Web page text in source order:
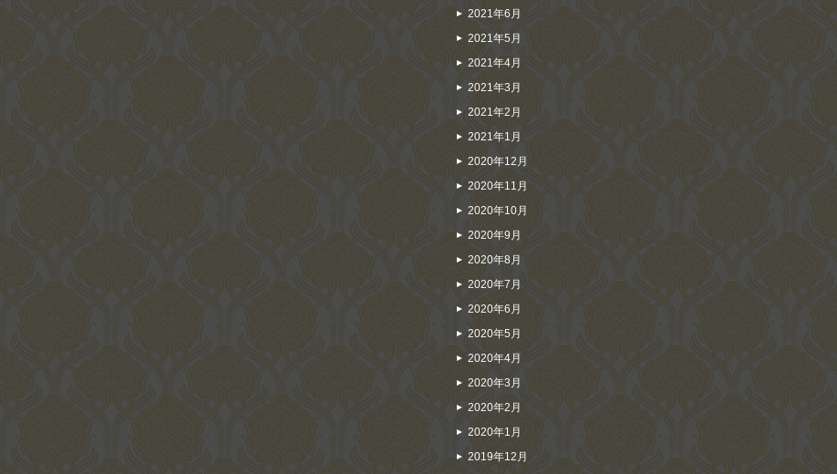
2021年6月
2021年5月
2021年4月
2021年3月
2021年2月
2021年1月
2020年12月
2020年11月
2020年10月
2020年9月
2020年8月
2020年7月
2020年6月
2020年5月
2020年4月
2020年3月
2020年2月
2020年1月
2019年12月